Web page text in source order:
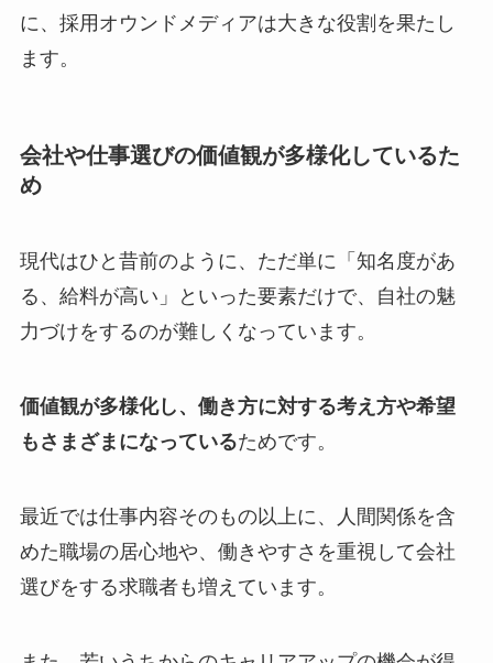
に、採用オウンドメディアは大きな役割を果たし
ます。
会社や仕事選びの価値観が多様化しているた
め
現代はひと昔前のように、ただ単に「知名度があ
る、給料が高い」といった要素だけで、自社の魅
力づけをするのが難しくなっています。
価値観が多様化し、働き方に対する考え方や希望
もさまざまになっているためです。
最近では仕事内容そのもの以上に、人間関係を含
めた職場の居心地や、働きやすさを重視して会社
選びをする求職者も増えています。